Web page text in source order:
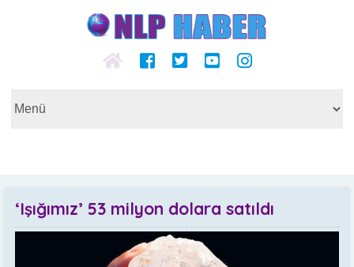
‘Işığımız’ 53 milyon dolara satıldı